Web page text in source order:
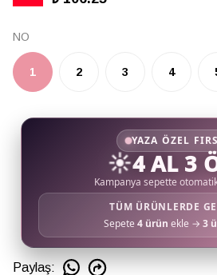
NO
1 2 3 4
YAZA ÖZEL
☀️4 AL 3
Kampanya sepette
TÜM ÜRÜNLERDE
Sepete4 ürün ekle →3
Paylaş: